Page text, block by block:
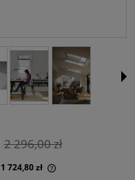
2 296,00 zł
1 724,80 zł